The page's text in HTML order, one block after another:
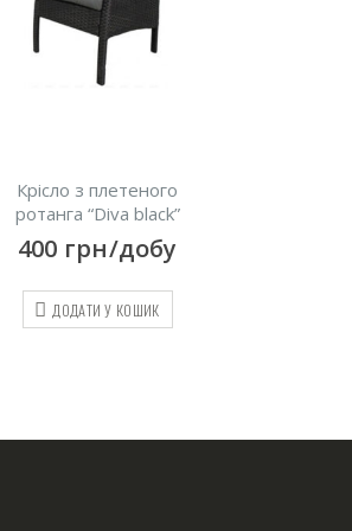
садова гойдалка
800грн/добу
ДОДАТИ У КОШИК